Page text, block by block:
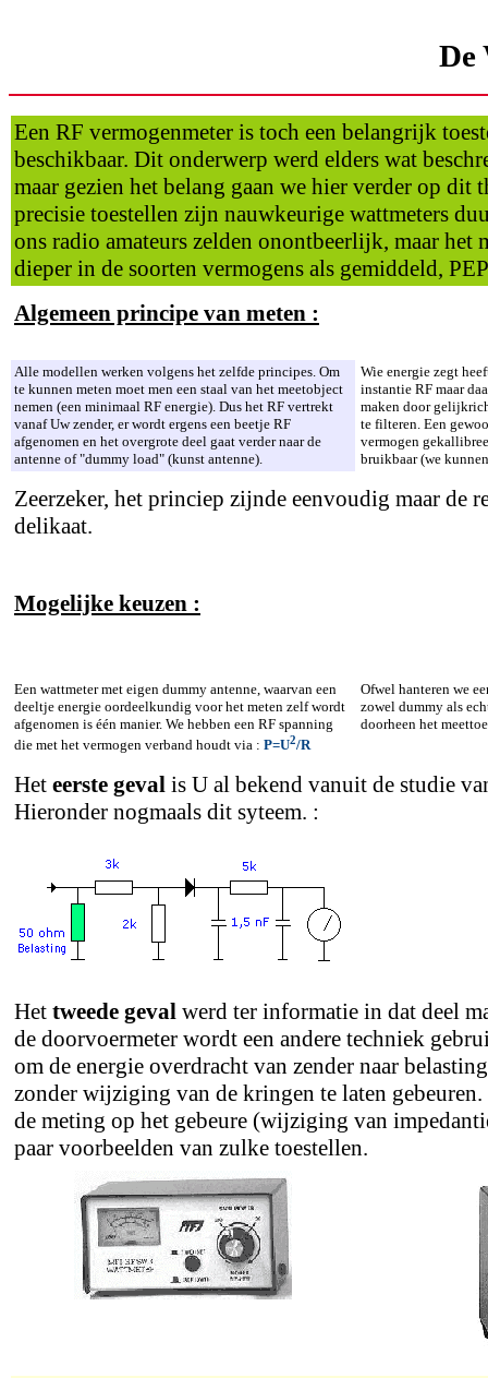
De
Een RF vermogenmeter is toch een belangrijk
beschikbaar. Dit onderwerp werd elders wat
maar gezien het belang gaan we hier verder op dit
precisie toestellen zijn nauwkeurige wattmeters
ons radio amateurs zelden onontbeerlijk, maar het
dieper in de soorten vermogens als gemiddeld,
Algemeen principe van meten :
Alle modellen werken volgens het zelfde principes. Om
te kunnen meten moet men een staal van het meetobject
nemen (een minimaal RF energie). Dus het RF vertrekt
vanaf Uw zender, er wordt ergens een beetje RF
afgenomen en het overgrote deel gaat verder naar de
antenne of "dummy load" (kunst antenne).
Wie energie zegt
instantie RF maar
maken door
te filteren. Een
vermogen
bruikbaar (we
Zeerzeker, het princiep zijnde eenvoudig maar de
delikaat.
Mogelijke keuzen :
Een wattmeter met eigen dummy antenne, waarvan een
deeltje energie oordeelkundig voor het meten zelf wordt
afgenomen is één manier. We hebben een RF spanning
die met het vermogen verband houdt via : P=U2/R
Ofwel hanteren we
zowel dummy als
doorheen het
Het eerste geval is U al bekend vanuit de studie
Hieronder nogmaals dit syteem. :
Het tweede geval werd ter informatie in dat deel
de doorvoermeter wordt een andere techniek
om de energie overdracht van zender naar
zonder wijziging van de kringen te laten
de meting op het gebeure (wijziging van
paar voorbeelden van zulke toestellen.